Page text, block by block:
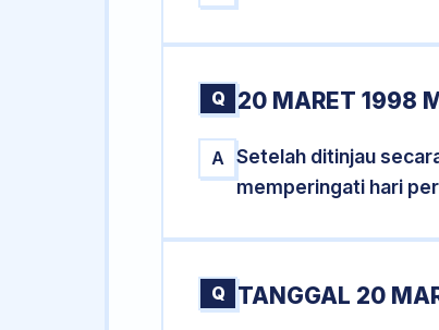
Q 20 MARET 1998
A
Setelah ditinjau
memperingati hari
Q TANGGAL 20